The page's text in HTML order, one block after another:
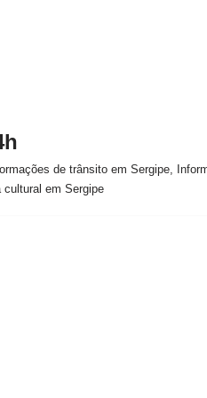
de trânsito em Sergipe,
em Sergipe